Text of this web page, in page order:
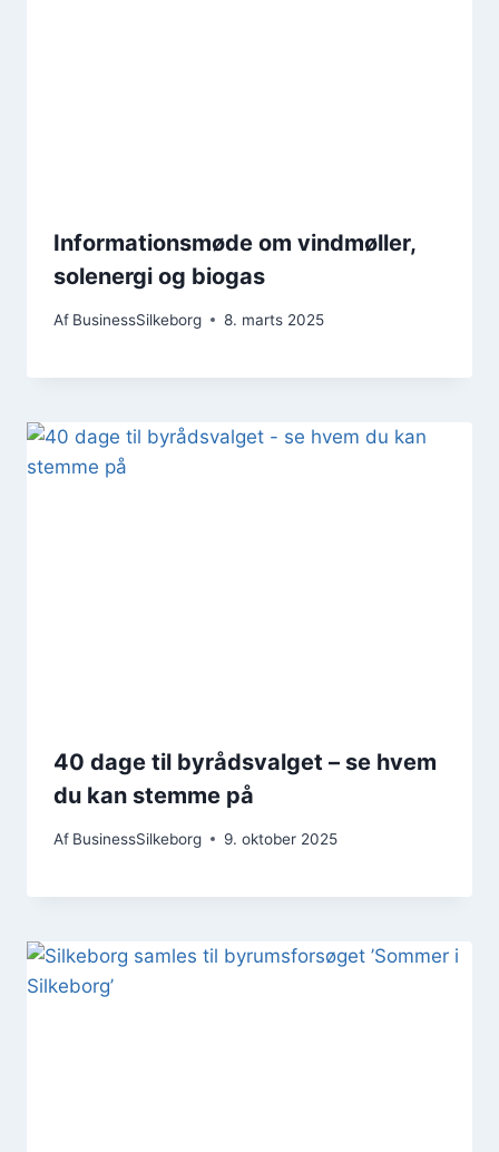
Informationsmøde om vindmøller,
solenergi og biogas
Af BusinessSilkeborg 8. marts 2025
40 dage til byrådsvalget – se hvem
du kan stemme på
Af BusinessSilkeborg 9. oktober 2025